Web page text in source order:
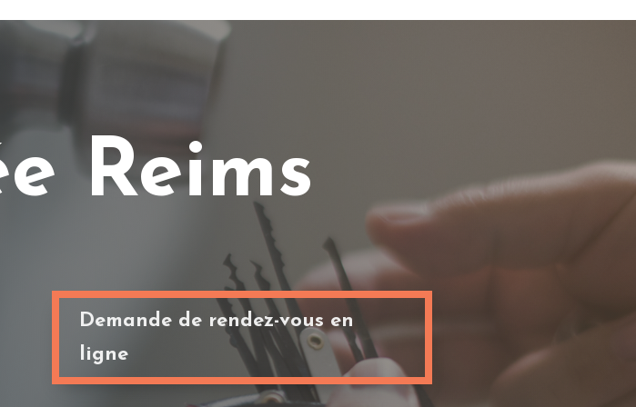
Reims
Demande de rendez-vous en
ligne